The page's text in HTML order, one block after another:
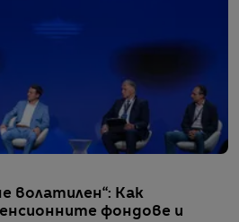
волатилен“: Как
фондове и